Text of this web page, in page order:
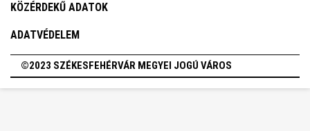
KÖZÉRDEKŰ ADATOK
ADATVÉDELEM
©2023 SZÉKESFEHÉRVÁR MEGYEI JOGÚ VÁROS